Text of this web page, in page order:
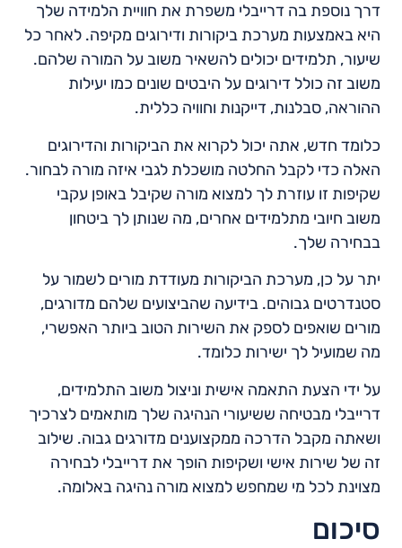
דרך נוספת בה דרייבלי משפרת את חוויית הלמידה שלך
היא באמצעות מערכת ביקורות ודירוגים מקיפה. לאחר כל
שיעור, תלמידים יכולים להשאיר משוב על המורה שלהם.
משוב זה כולל דירוגים על היבטים שונים כמו יעילות
ההוראה, סבלנות, דייקנות וחוויה כללית.
כלומד חדש, אתה יכול לקרוא את הביקורות והדירוגים
האלה כדי לקבל החלטה מושכלת לגבי איזה מורה לבחור.
שקיפות זו עוזרת לך למצוא מורה שקיבל באופן עקבי
משוב חיובי מתלמידים אחרים, מה שנותן לך ביטחון
בבחירה שלך.
יתר על כן, מערכת הביקורות מעודדת מורים לשמור על
סטנדרטים גבוהים. בידיעה שהביצועים שלהם מדורגים,
מורים שואפים לספק את השירות הטוב ביותר האפשרי,
מה שמועיל לך ישירות כלומד.
על ידי הצעת התאמה אישית וניצול משוב התלמידים,
דרייבלי מבטיחה ששיעורי הנהיגה שלך מותאמים לצרכיך
ושאתה מקבל הדרכה ממקצוענים מדורגים גבוה. שילוב
זה של שירות אישי ושקיפות הופך את דרייבלי לבחירה
מצוינת לכל מי שמחפש למצוא מורה נהיגה באלומה.
סיכום